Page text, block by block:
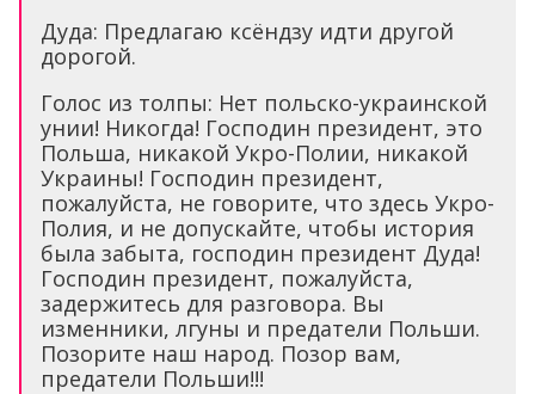
Дуда: Предлагаю ксёндзу идти другой
дорогой.
Голос из толпы: Нет польско-украинской
унии! Никогда! Господин президент, это
Польша, никакой Укро-Полии, никакой
Украины! Господин президент,
пожалуйста, не говорите, что здесь Укро-
Полия, и не допускайте, чтобы история
была забыта, господин президент Дуда!
Господин президент, пожалуйста,
задержитесь для разговора. Вы
изменники, лгуны и предатели Польши.
Позорите наш народ. Позор вам,
предатели Польши!!!